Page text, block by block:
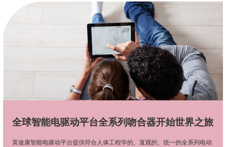
全球智能电驱动平台全系列吻合器开始世界之旅
英途康智能电驱动平台提供符合人体工程学的、直观的、统一的全系列电动